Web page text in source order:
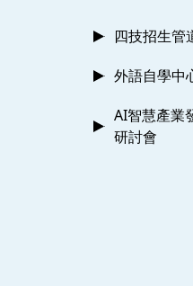
四技招生管
外語自學中
AI智慧產業
研討會